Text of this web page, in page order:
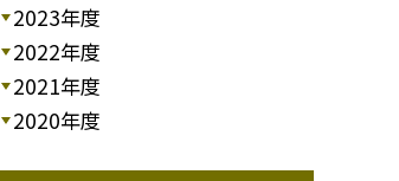
2023年度
2022年度
2021年度
2020年度